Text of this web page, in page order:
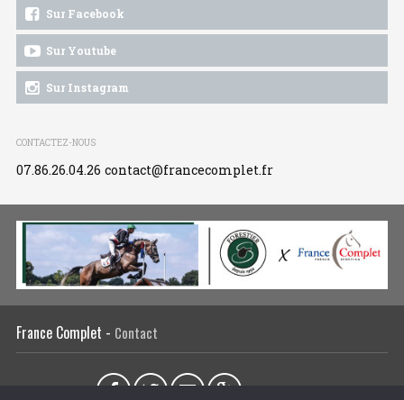
Sur Facebook
Sur Youtube
Sur Instagram
CONTACTEZ-NOUS
07.86.26.04.26 contact@francecomplet.fr
France Complet - Contact